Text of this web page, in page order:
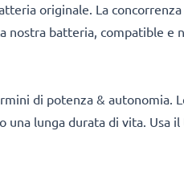
originale. La
batteria, compatible e
di potenza & autonomia.
lunga durata di vita. Usa